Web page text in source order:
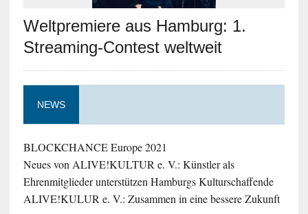
Weltpremiere aus Hamburg: 1.
Streaming-Contest weltweit
NEWS
BLOCKCHANCE Europe 2021
Neues von ALIVE!KULTUR e. V.: Künstler als
Ehrenmitglieder unterstützen Hamburgs Kulturschaffende
ALIVE!KULUR e. V.: Zusammen in eine bessere Zukunft